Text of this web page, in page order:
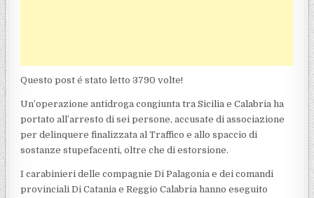
Questo post é stato letto 3790 volte!
Un’operazione antidroga congiunta tra Sicilia e Calabria ha
portato all’arresto di sei persone, accusate di associazione
per delinquere finalizzata al Traffico e allo spaccio di
sostanze stupefacenti, oltre che di estorsione.
I carabinieri delle compagnie Di Palagonia e dei comandi
provinciali Di Catania e Reggio Calabria hanno eseguito